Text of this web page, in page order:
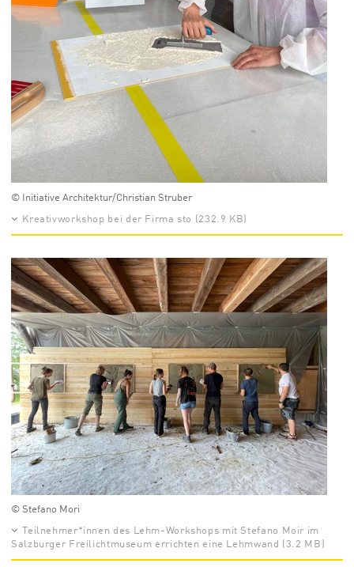
© Initiative Architektur/Christian Struber
Kreativworkshop bei der Firma sto (232.9 KB)
© Stefano Mori
Teilnehmer*innen des Lehm-Workshops mit Stefano Moir im
Salzburger Freilichtmuseum errichten eine Lehmwand (3.2 MB)